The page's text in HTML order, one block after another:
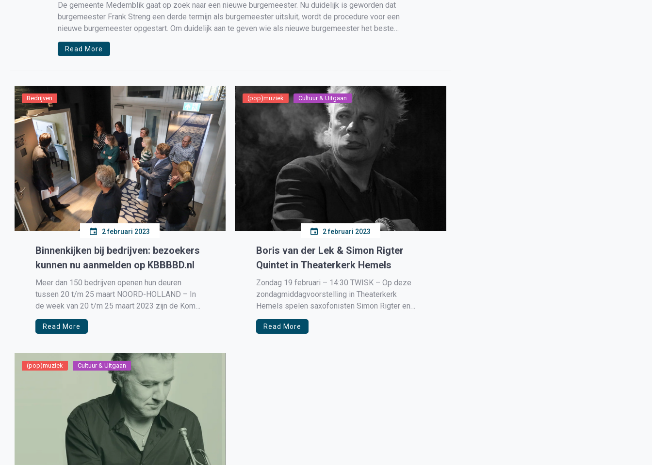
De gemeente Medemblik gaat op zoek naar een nieuwe burgemeester. Nu duidelijk is geworden dat
burgemeester Frank Streng een derde termijn als burgemeester uitsluit, wordt de procedure voor een
nieuwe burgemeester opgestart. Om duidelijk aan te geven wie als nieuwe burgemeester het beste
past in de gemeente Medemblik, stelt de […]
Read More
Bedrijven
2 februari 2023
Binnenkijken bij bedrijven: bezoekers
kunnen nu aanmelden op KBBBBD.nl
Meer dan 150 bedrijven openen hun deuren
tussen 20 t/m 25 maart NOORD-HOLLAND – In
de week van 20 t/m 25 maart 2023 zijn de Kom
Binnen bij Bedrijven Dagen in Noord-Holland
Noord. Ruim 150 bedrijven openen hun deuren
studenten en andere belangstellenden.
Inschrijven voor bezoekers is […]
Read More
(pop)muziek Cultuur & Uitgaan
2 februari 2023
Boris van der Lek & Simon Rigter
Quintet in Theaterkerk Hemels
Zondag 19 februari – 14:30 TWISK – Op deze
zondagmiddagvoorstelling in Theaterkerk
Hemels spelen saxofonisten Simon Rigter en
Boris van de Lek een spannende tenor battle. De
saxofonisten vonden elkaar eind jaren tachtig in
Read More
(pop)muziek Cultuur & Uitgaan